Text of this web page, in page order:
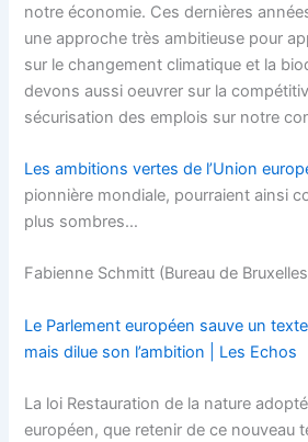
notre économie. Ces dernières
une approche très ambitieuse pour
sur le changement climatique et la
devons aussi oeuvrer sur la
sécurisation des emplois sur notre
Les ambitions vertes de l’Union
pionnière mondiale, pourraient ainsi
plus sombres…
Fabienne Schmitt (Bureau de
Le Parlement européen sauve un
mais dilue son l’ambition | Les Echos
La loi Restauration de la nature
européen, que retenir de ce nouveau